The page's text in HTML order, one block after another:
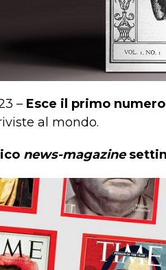
– Esce il primo numero
al mondo.
news-magazine